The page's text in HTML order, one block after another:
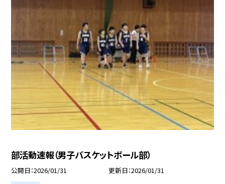
部活動速報（男子バスケットボール部）
公開日 2026/01/31 更新日 2026/01/31